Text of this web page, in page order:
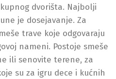
dvorišta. Najbolji
je dosejavanje. Za
trave koje odgovaraju
nameni. Postoje smeše
ili senovite terene, za
su za igru dece i kućnih